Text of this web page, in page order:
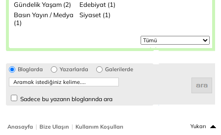
Gündelik Yaşam (2)
Edebiyat (1)
Basın Yayın / Medya
(1)
Siyaset (1)
Bloglarda Yazarlarda Galerilerde
Sadece bu yazarın bloglarında ara
Anasayfa | Bize Ulaşın | Kullanım Koşulları Yukarı